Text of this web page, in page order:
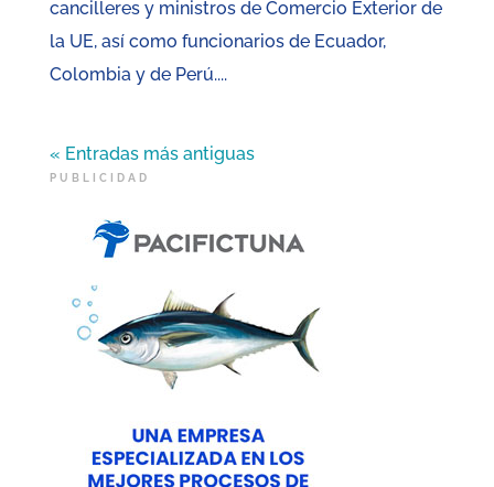
cancilleres y ministros de Comercio Exterior de
la UE, así como funcionarios de Ecuador,
Colombia y de Perú....
« Entradas más antiguas